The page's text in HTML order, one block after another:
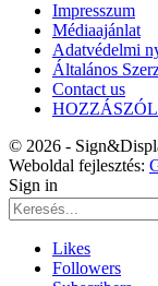
Impresszum
Médiaajánlat
Adatvédelmi
Általános
Contact us
© 2026 -
Weboldal fejlesztés:
Sign in
Likes
Followers